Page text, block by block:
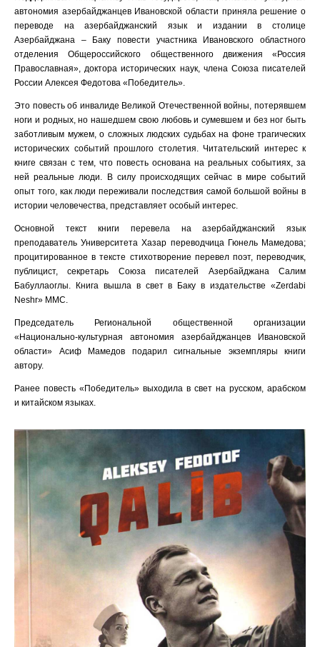
автономия азербайджанцев Ивановской области приняла решение о
переводе на азербайджанский язык и издании в столице
Азербайджана – Баку повести участника Ивановского областного
отделения Общероссийского общественного движения «Россия
Православная», доктора исторических наук, члена Союза писателей
России Алексея Федотова «Победитель».
Это повесть об инвалиде Великой Отечественной войны, потерявшем
ноги и родных, но нашедшем свою любовь и сумевшем и без ног быть
заботливым мужем, о сложных людских судьбах на фоне трагических
исторических событий прошлого столетия. Читательский интерес к
книге связан с тем, что повесть основана на реальных событиях, за
ней реальные люди. В силу происходящих сейчас в мире событий
опыт того, как люди переживали последствия самой большой войны в
истории человечества, представляет особый интерес.
Основной текст книги перевела на азербайджанский язык
преподаватель Университета Хазар переводчица Гюнель Мамедова;
процитированное в тексте стихотворение перевел поэт, переводчик,
публицист, секретарь Союза писателей Азербайджана Салим
Бабуллаоглы. Книга вышла в свет в Баку в издательстве «Zerdabi
Neshr» ММС.
Председатель Региональной общественной организации
«Национально-культурная автономия азербайджанцев Ивановской
области» Асиф Мамедов подарил сигнальные экземпляры книги
автору.
Ранее повесть «Победитель» выходила в свет на русском, арабском
и китайском языках.